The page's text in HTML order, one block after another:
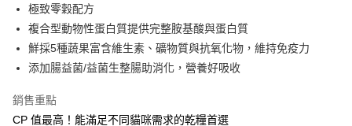
上海商業儲蓄銀行
國泰世華商業銀行
兆豐國際商業銀行
臺灣中小企業銀行
台中商業銀行
匯豐（台灣）商業銀行
華泰商業銀行
聯邦商業銀行
遠東國際商業銀行
元大商業銀行
Apple Pay
街口支付
悠遊付
Google Pay
極致零穀配方
複合型動物性蛋白質提供完整胺基酸與蛋白質
鮮採5種蔬果富含維生素、礦物質與抗氧化物，維持免疫力
添加腸益菌/益菌生整腸助消化，營養好吸收
銷售重點
CP 值最高！能滿足不同貓咪需求的乾糧首選